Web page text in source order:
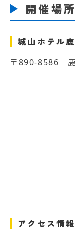
開催場所
城山ホテル
〒890-8586 鹿
アクセス情報